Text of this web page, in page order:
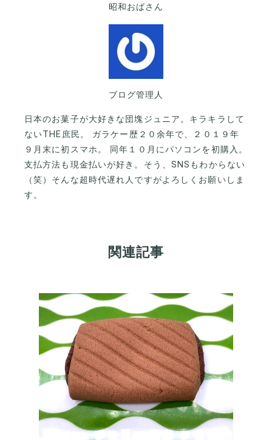
昭和おばさん
ブログ管理人
日本のお菓子が大好きな団塊ジュニア。キラキラして
ないTHE庶民。 ガラケー歴２０余年で、２０１９年
９月末に初スマホ。 同年１０月にパソコンを初購入。
支払方法も現金払いが好き。そう、SNSもわからない
（笑）そんな超時代遅れ人ですがよろしくお願いしま
す。
関連記事